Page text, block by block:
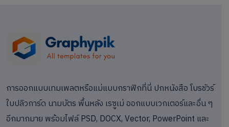
การออกแบบเทมเพลตหรือแม่แบบกราฟิกที่นี่ ปกหนังสือ โบรชัวร์
ใบปลิวการ์ด นามบัตร พื้นหลัง เรซูเม่ ออกแบบเวกเตอร์และอื่น ๆ
อีกมากมาย พร้อมไฟล์ PSD, DOCX, Vector, PowerPoint และ